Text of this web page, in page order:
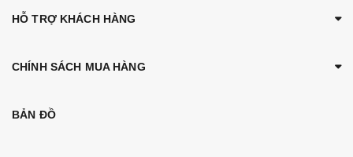
HỖ TRỢ KHÁCH HÀNG
CHÍNH SÁCH MUA HÀNG
BẢN ĐỒ